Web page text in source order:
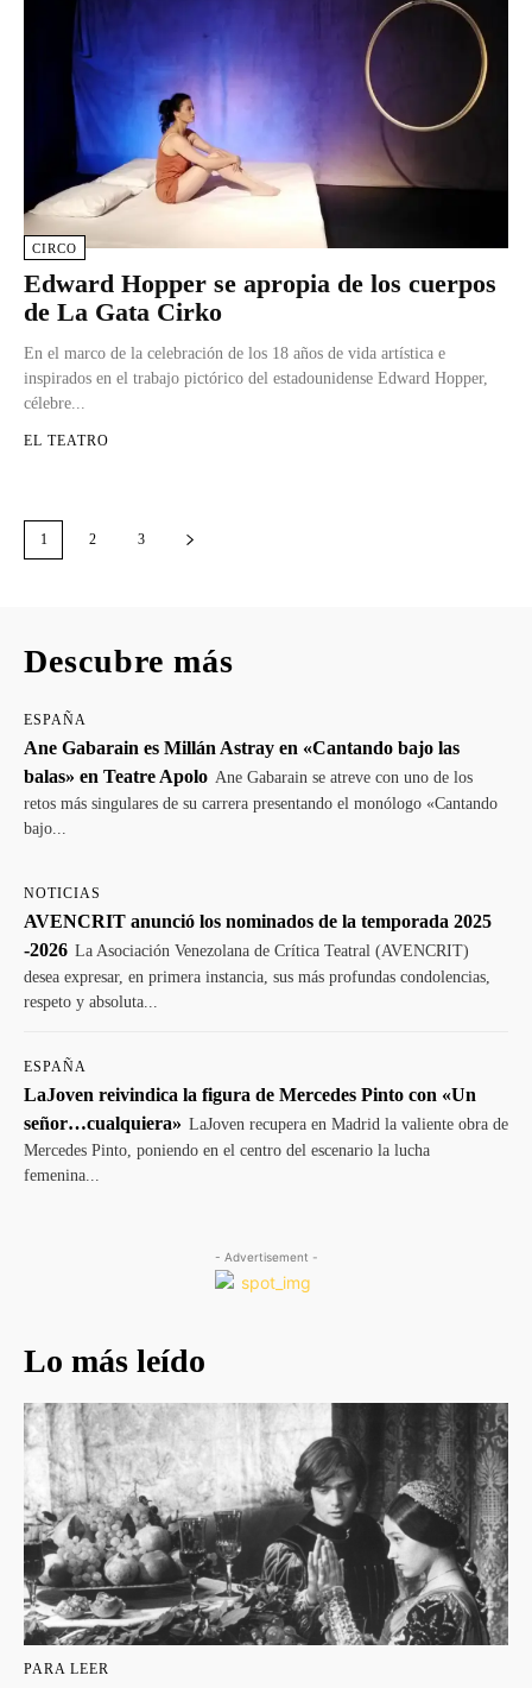
CIRCO
Edward Hopper se apropia de los cuerpos
de La Gata Cirko
En el marco de la celebración de los 18 años de vida artística e
inspirados en el trabajo pictórico del estadounidense Edward Hopper,
célebre...
EL TEATRO
1 2 3
Descubre más
ESPAÑA
Ane Gabarain es Millán Astray en «Cantando bajo las
balas» en Teatre Apolo Ane Gabarain se atreve con uno de los
retos más singulares de su carrera presentando el monólogo «Cantando
bajo...
NOTICIAS
AVENCRIT anunció los nominados de la temporada 2025
-2026 La Asociación Venezolana de Crítica Teatral (AVENCRIT)
desea expresar, en primera instancia, sus más profundas condolencias,
respeto y absoluta...
ESPAÑA
LaJoven reivindica la figura de Mercedes Pinto con «Un
señor…cualquiera» LaJoven recupera en Madrid la valiente obra de
Mercedes Pinto, poniendo en el centro del escenario la lucha
femenina...
- Advertisement -
Lo más leído
PARA LEER